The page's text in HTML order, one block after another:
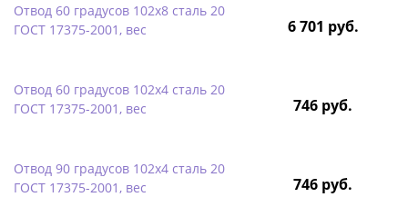
Отвод 60 градусов 102х8 сталь 20
ГОСТ 17375-2001, вес
6 701 руб.
Отвод 60 градусов 102х4 сталь 20
ГОСТ 17375-2001, вес
746 руб.
Отвод 90 градусов 102х4 сталь 20
ГОСТ 17375-2001, вес
746 руб.